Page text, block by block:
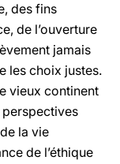
des fins
de l’ouverture
jamais
les choix justes.
vieux continent
la vie
de l’éthique